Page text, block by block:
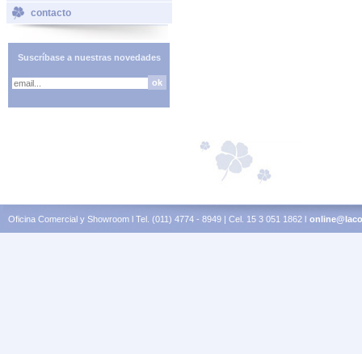
contacto
Suscríbase a nuestras novedades
Oficina Comercial y Showroom l Tel. (011) 4774 - 8949 | Cel. 15 3 051 1862 l